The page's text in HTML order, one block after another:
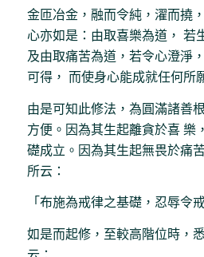
金匝冶金，融而令純，濯而撓
心亦如是：由取喜樂為道， 若
及由取痛苦為道，若令心澄淨
可得， 而使身心能成就任何所
由是可知此修法，為圓滿諸善
方便。因為其生起離貪於喜 樂
礎成立。因為其生起無畏於痛
所云：
「布施為戒律之基礎，忍辱令
如是而起修，至較高階位時，